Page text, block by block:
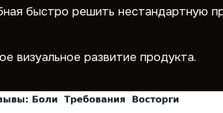
быстро решить нестандартную
визуальное развитие продукта.